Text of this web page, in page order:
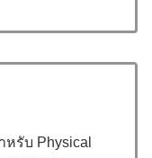
รับ Physical